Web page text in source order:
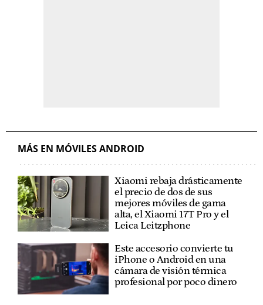
MÁS EN MÓVILES ANDROID
Xiaomi rebaja drásticamente
el precio de dos de sus
mejores móviles de gama
alta, el Xiaomi 17T Pro y el
Leica Leitzphone
Este accesorio convierte tu
iPhone o Android en una
cámara de visión térmica
profesional por poco dinero